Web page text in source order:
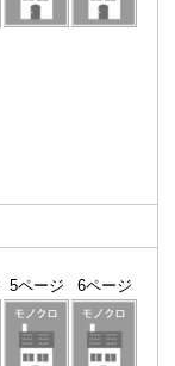
5ページ 6ページ